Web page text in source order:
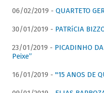
06/02/2019 - QUARTETO
30/01/2019 - PATRíCIA
23/01/2019 - PICADINHO
Peixe”
16/01/2019 - "15 ANOS DE